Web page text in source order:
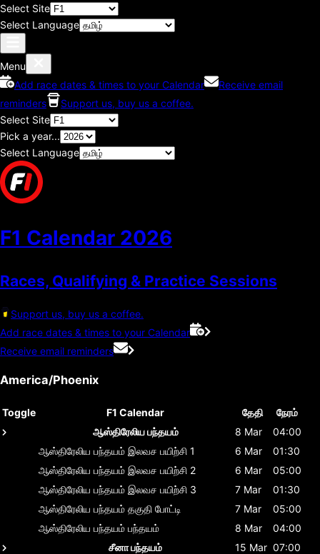
Select Site
Select Language
Menu
Add race dates & times to your Calendar
Receive email
reminders
Support us, buy us a coffee.
Select Site
Pick a year...
Select Language
F1 Calendar 2026
Races, Qualifying & Practice Sessions
Support us, buy us a coffee.
Add race dates & times to your Calendar
Receive email reminders
America/Phoenix
Toggle F1 Calendar தேதி
நேரம்
ஆஸ்திரேலிய பந்தயம்
8 Mar
04:00
ஆஸ்திரேலிய பந்தயம் இலவச பயிற்சி 1 6 Mar
01:30
ஆஸ்திரேலிய பந்தயம் இலவச பயிற்சி 2 6 Mar
05:00
ஆஸ்திரேலிய பந்தயம் இலவச பயிற்சி 3 7 Mar
01:30
ஆஸ்திரேலிய பந்தயம் தகுதி போட்டி 7 Mar
05:00
ஆஸ்திரேலிய பந்தயம் பந்தயம் 8 Mar
04:00
சீனா பந்தயம்
15 Mar 07:00